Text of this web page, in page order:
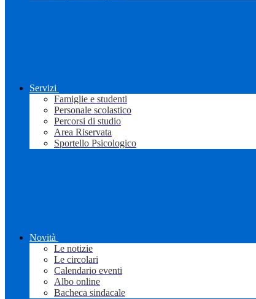
Servizi
Famiglie e studenti
Personale scolastico
Percorsi di studio
Area Riservata
Sportello Psicologico
Novità
Le notizie
Le circolari
Calendario eventi
Albo online
Bacheca sindacale